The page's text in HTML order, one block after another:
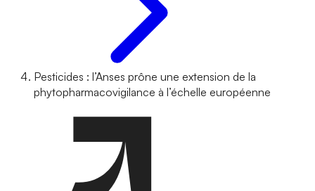
Pesticides : l’Anses prône une extension de la
phytopharmacovigilance à l’échelle européenne